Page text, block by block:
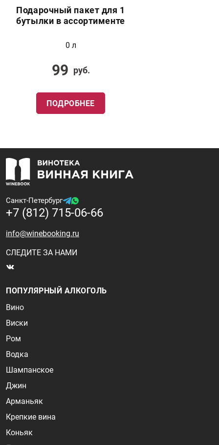
Подарочный пакет для 1
бутылки в ассортименте
0 л
99 руб.
ПОДРОБНЕЕ
Санкт-Петербург
+7 (812) 715-06-66
info@winebooking.ru
СЛЕДИТЕ ЗА НАМИ
ПОПУЛЯРНЫЙ АЛКОГОЛЬ
Вино
Виски
Ром
Водка
Шампанское
Джин
Арманьяк
Крепкие вина
Коньяк